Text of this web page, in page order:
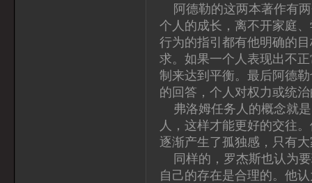
阿德勒的这两本著作有两
个人的成长，离不开家庭
行为的指引都有他明确的
求。如果一个人表现出不
制来达到平衡。最后阿德
的回答，个人对权力或统
弗洛姆任务人的概念就是
人，这样才能更好的交往
逐渐产生了孤独感，只有
同样的，罗杰斯也认为要
自己的存在是合理的。他